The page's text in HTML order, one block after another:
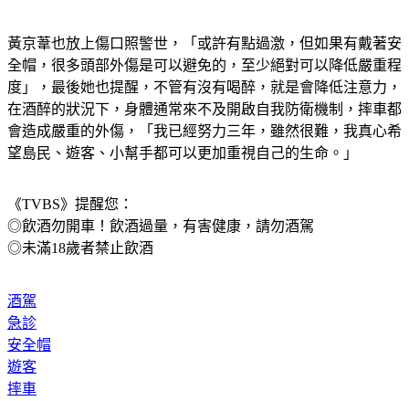
黃京葦也放上傷口照警世，「或許有點過激，但如果有戴著安
全帽，很多頭部外傷是可以避免的，至少絕對可以降低嚴重程
度」，最後她也提醒，不管有沒有喝醉，就是會降低注意力，
在酒醉的狀況下，身體通常來不及開啟自我防衛機制，摔車都
會造成嚴重的外傷，「我已經努力三年，雖然很難，我真心希
望島民、遊客、小幫手都可以更加重視自己的生命。」
《TVBS》提醒您：
◎飲酒勿開車！飲酒過量，有害健康，請勿酒駕
◎未滿18歲者禁止飲酒
酒駕
急診
安全帽
遊客
摔車